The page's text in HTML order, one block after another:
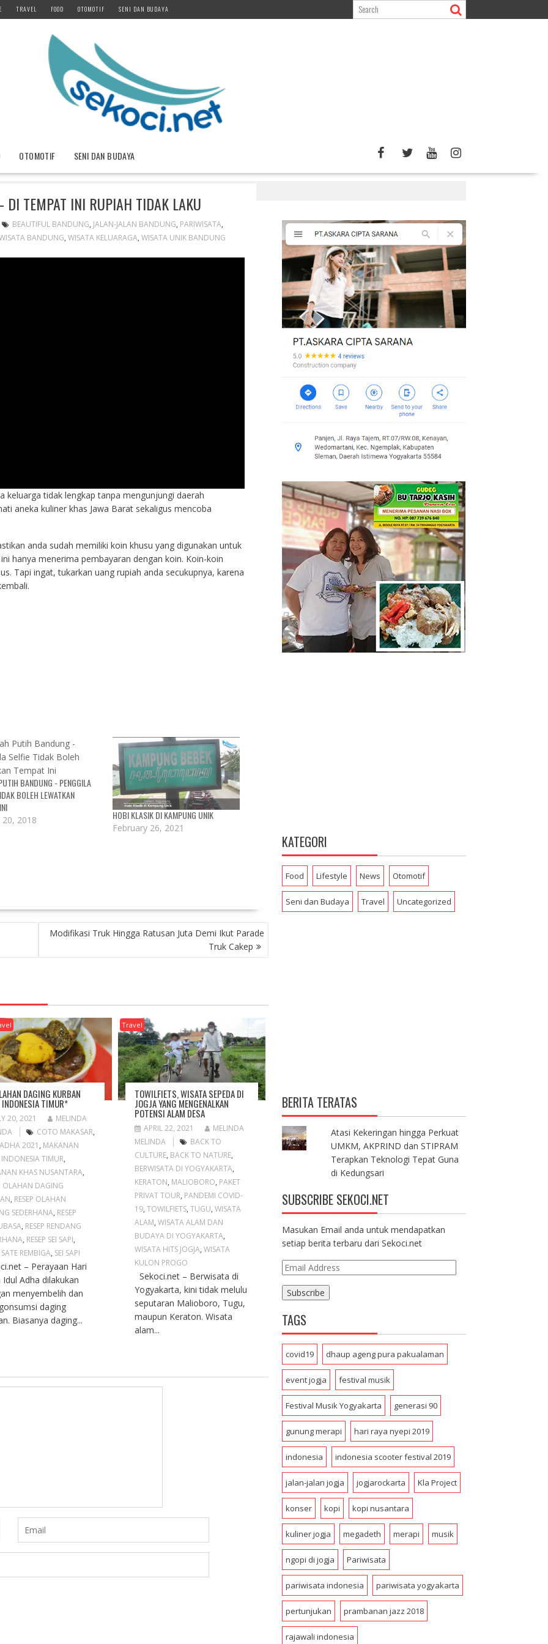
TRAVEL FOOD OTOMOTIF SENI DAN BUDAYA
OTOMOTIF SENI DAN BUDAYA
DI TEMPAT INI RUPIAH TIDAK LAKU
BEAUTIFUL BANDUNG, JALAN-JALAN BANDUNG, PARIWISATA,
BANDUNG, WISATA KELUARAGA, WISATA UNIK BANDUNG
keluarga tidak lengkap tanpa mengunjungi daerah
aneka kuliner khas Jawa Barat sekaligus mencoba
anda sudah memiliki koin khusu yang digunakan untuk
hanya menerima pembayaran dengan koin. Koin-koin
Tapi ingat, tukarkan uang rupiah anda secukupnya, karena
BANDUNG - PENGGILA
BOLEH LEWATKAN
2018 HOBI KLASIK DI KAMPUNG UNIK
February 26, 2021
Modifikasi Truk Hingga Ratusan Juta Demi Ikut Parade
Truk Cakep
DAGING KURBAN
INDONESIA TIMUR*
20, 2021
MELINDA
COTO MAKASAR,
2021 , MAKANAN
INDONESIA TIMUR,
KHAS NUSANTARA,
OLAHAN DAGING
, RESEP OLAHAN
SEDERHANA, RESEP
, RESEP RENDANG
, RESEP SEI SAPI,
SATE REMBIGA, SEI SAPI
– Perayaan Hari
Idul Adha dilakukan
menyembelih dan
daging
Biasanya daging...
Travel
TOWILFIETS, WISATA SEPEDA DI
JOGJA YANG MENGENALKAN
POTENSI ALAM DESA
APRIL 22, 2021
MELINDA
MELINDA
BACK TO
CULTURE, BACK TO NATURE,
BERWISATA DI YOGYAKARTA,
KERATON, MALIOBORO, PAKET
PRIVAT TOUR, PANDEMI COVID-
19,TOWILFIETS,TUGU,WISATA
ALAM,WISATA ALAM DAN
BUDAYA DI YOGYAKARTA,
WISATA HITS JOGJA,WISATA
KULON PROGO
Sekoci.net – Berwisata di
Yogyakarta, kini tidak melulu
seputaran Malioboro, Tugu,
maupun Keraton. Wisata
alam...
KATEGORI
Food Lifestyle News Otomotif
Seni dan Budaya Travel Uncategorized
BERITA TERATAS
Atasi Kekeringan hingga Perkuat
UMKM, AKPRIND dan STIPRAM
Terapkan Teknologi Tepat Guna
di Kedungsari
SUBSCRIBE SEKOCI.NET
Masukan Email anda untuk mendapatkan
setiap berita terbaru dari Sekoci.net
E
l
A
d
d
r
e
s
s
TAGS
covid19 dhaup ageng pura pakualaman
event jogja festival musik
Festival Musik Yogyakarta generasi 90
gunung merapi hari raya nyepi 2019
indonesia indonesia scooter festival 2019
jalan-jalan jogja jogjarockarta Kla Project
konser kopi kopi nusantara
kuliner jogja megadeth merapi musik
ngopi di jogja Pariwisata
pariwisata indonesia pariwisata yogyakarta
pertunjukan prambanan jazz 2018
rajawali indonesia